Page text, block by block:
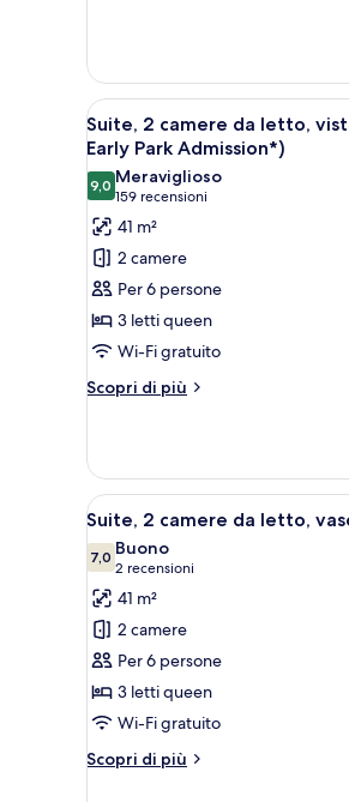
(Includes
Early
Park
Admission*)
Apri
tutte
le
foto
per
Suite,
2
camere
da
letto,
vista
Early
Park
Admission*)
8
Suite, 2 camere da letto,
Early Park Admission*)
9,09,0 su 10
Meraviglioso
159 recensioni
(159
recensioni)
41 m²
2 camere
Per 6 persone
3 letti queen
Wi-Fi gratuito
Scopri di più
Altri
2
camere
da
letto,
vista
piscina
(Includes
Early
Park
Admission*)
Apri
tutte
le
foto
per
Suite,
2
camere
da
letto,
7
Suite, 2 camere da letto,
7,07,0 su 10
Buono
2 recensioni
(2
recensioni)
41 m²
2 camere
Per 6 persone
3 letti queen
Wi-Fi gratuito
Scopri di più
Altri